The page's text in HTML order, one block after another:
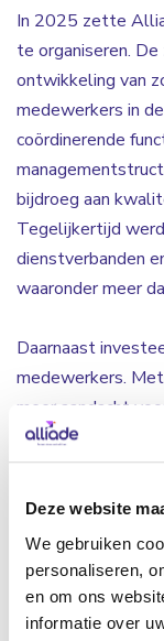
Deze website
We gebruiken
personaliseren,
en om ons
informatie over
In 2025 zette
te organiseren.
ontwikkeling van
medewerkers in
coördinerende
bijdroeg aan
Tegelijkertijd
dienstverbanden
waaronder meer
Daarnaast
medewerkers.
meer aandacht
gezonde balans
organisatie
en
versterkt door
cliënten actiever
verbonden